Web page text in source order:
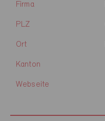
Firma
PLZ
Ort
Kanton
Webseite